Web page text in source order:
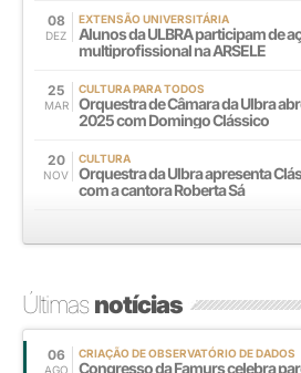
08
DEZ
EXTENSÃO UNIVERSITÁRIA
Alunos da ULBRA participam de
multiprofissional na ARSELE
25
MAR
CULTURA PARA TODOS
Orquestra de Câmara da Ulbra
2025 com Domingo Clássico
20
NOV
CULTURA
Orquestra da Ulbra apresenta
com a cantora Roberta Sá
Últimasnotícias
06
AGO
CRIAÇÃO DE OBSERVATÓRIO DE DADOS
Congresso da Famurs celebra